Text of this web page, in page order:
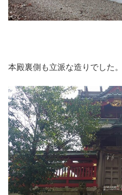
本殿裏側も立派な造りでした。